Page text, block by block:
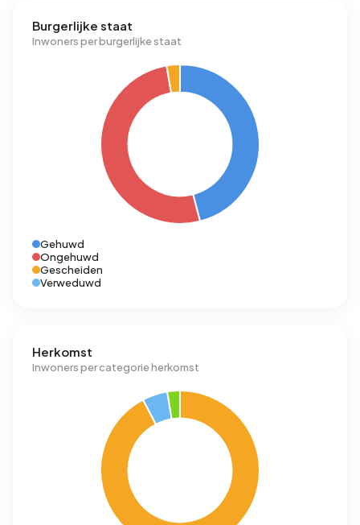
Burgerlijke staat
Inwoners per burgerlijke staat
Gehuwd
Ongehuwd
Gescheiden
Verweduwd
Herkomst
Inwoners per categorie herkomst